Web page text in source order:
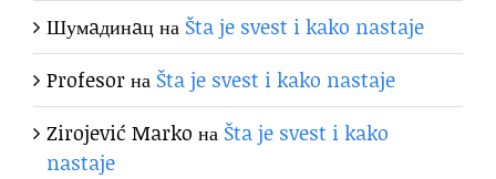
Шумaдинaцна Šta je svest i kako nastaje
Profesorна Šta je svest i kako nastaje
Zirojević Marko на Šta je svest i kako
nastaje